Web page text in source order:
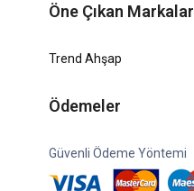
Öne Çıkan Markalar
Trend Ahşap
Ödemeler
Güvenli Ödeme Yöntemi